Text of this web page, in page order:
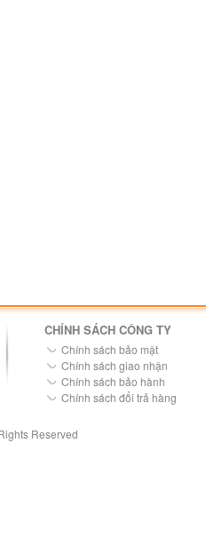
CHÍNH SÁCH CÔNG TY
Chính sách bảo mật
Chính sách giao nhận
Chính sách bảo hành
Chính sách đổi trả hàng
Reserved